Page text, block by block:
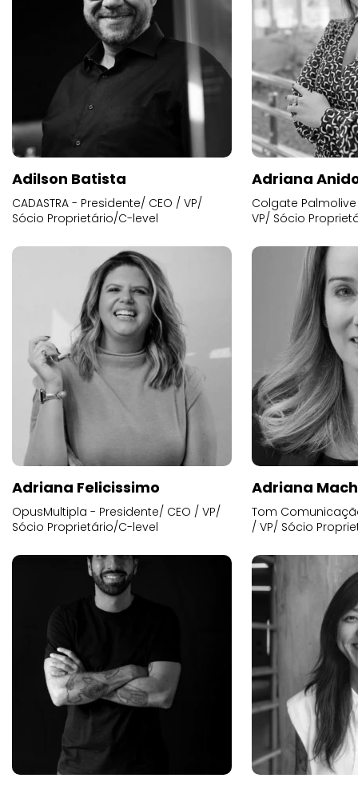
Adilson Batista
CADASTRA - Presidente/ CEO / VP/
Sócio Proprietário/C-level
Adriana
Colgate
VP/ Sócio
Adriana Felicissimo
OpusMultipla - Presidente/ CEO / VP/
Sócio Proprietário/C-level
Adriana
Tom
/ VP/ Sócio